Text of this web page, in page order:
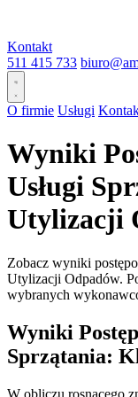
Kontakt
511 415 733
O firmie Usługi
Wyniki
Usługi
Utylizacji
Zobacz wyniki
Utylizacji Odpadów.
wybranych
Wyniki
Sprzątania:
W obliczu rosnącego